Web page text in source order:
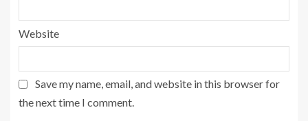
Website
Save my name, email, and website in this browser for
the next time I comment.